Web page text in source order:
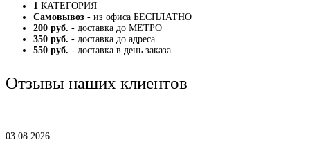
1 КАТЕГОРИЯ
Самовывоз - из офиса БЕСПЛАТНО
200 руб. - доставка до МЕТРО
350 руб. - доставка до адреса
550 руб. - доставка в день заказа
Отзывы наших клиентов
03.08.2026